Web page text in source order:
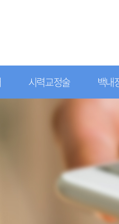
시력교정술 백내